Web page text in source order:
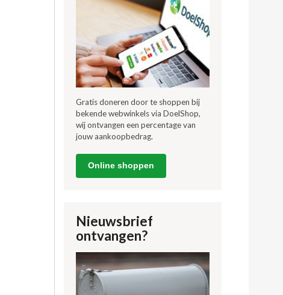
Gratis doneren door te shoppen bij
bekende webwinkels via DoelShop,
wij ontvangen een percentage van
jouw aankoopbedrag.
Online shoppen
Nieuwsbrief
ontvangen?